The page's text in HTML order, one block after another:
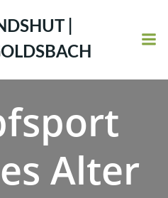
Inhalt
springen
|
Alter